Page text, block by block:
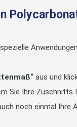
aus und
Sie Ihre Zuschnitts
noch einmal Ihre